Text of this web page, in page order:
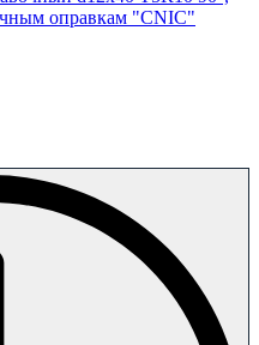
оправкам "CNIC"